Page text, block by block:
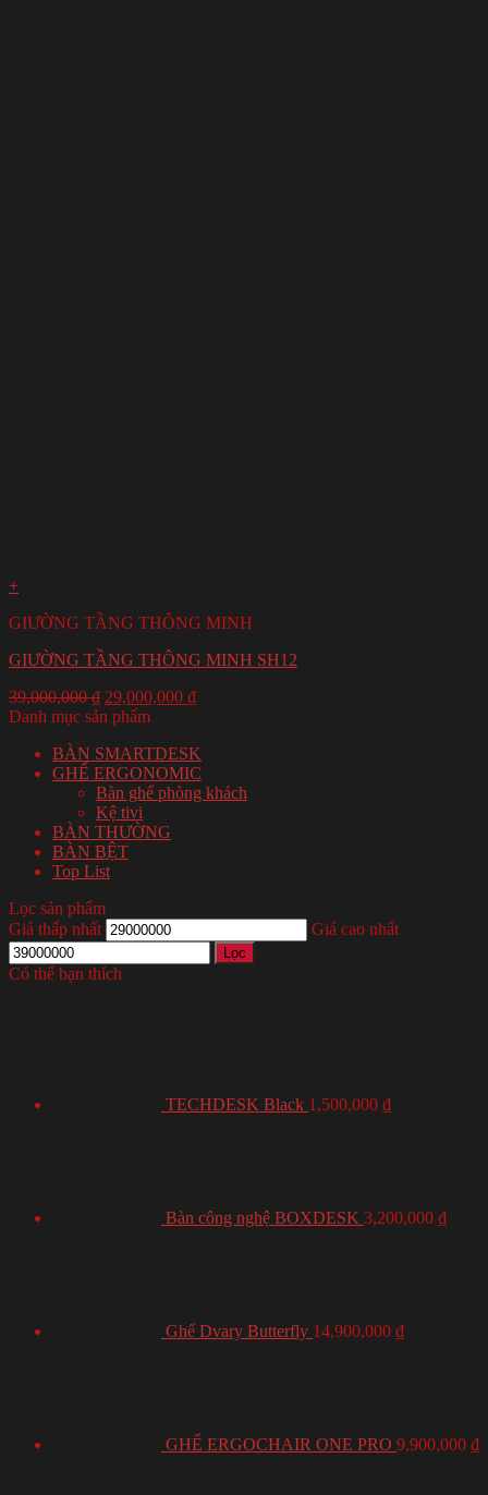
+
GIƯỜNG TẦNG THÔNG MINH
GIƯỜNG TẦNG THÔNG MINH SH12
39,000,000₫ 29,000,000 ₫
Danh mục sản phẩm
BÀN SMARTDESK
GHẾ ERGONOMIC
Bàn ghế phòng khách
Kệ tivi
BÀN THƯỜNG
BÀN BỆT
Top List
Lọc sản phẩm
Giá thấp nhất
Giá cao nhất
Lọc
Có thể bạn thích
TECHDESK Black 1,500,000 ₫
Bàn công nghệ BOXDESK 3,200,000 ₫
Ghế Dvary Butterfly 14,900,000 ₫
GHẾ ERGOCHAIR ONE PRO 9,900,000 ₫